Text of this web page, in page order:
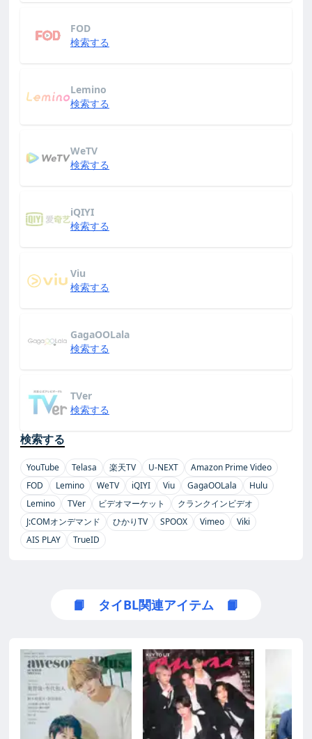
FOD
検索する
Lemino
検索する
WeTV
検索する
iQIYI
検索する
Viu
検索する
GagaOOLala
検索する
TVer
検索する
検索する
YouTube Telasa 楽天TV U-NEXT
Amazon Prime Video
FOD
Lemino WeTV iQIYI Viu GagaOOLala
Hulu
Lemino
TVer ビデオマーケット
クランクインビデオ
J:COMオンデマンド
ひかりTV SPOOX Vimeo
Viki
AIS PLAY
TrueID
📙 タイBL関連アイテム 📙